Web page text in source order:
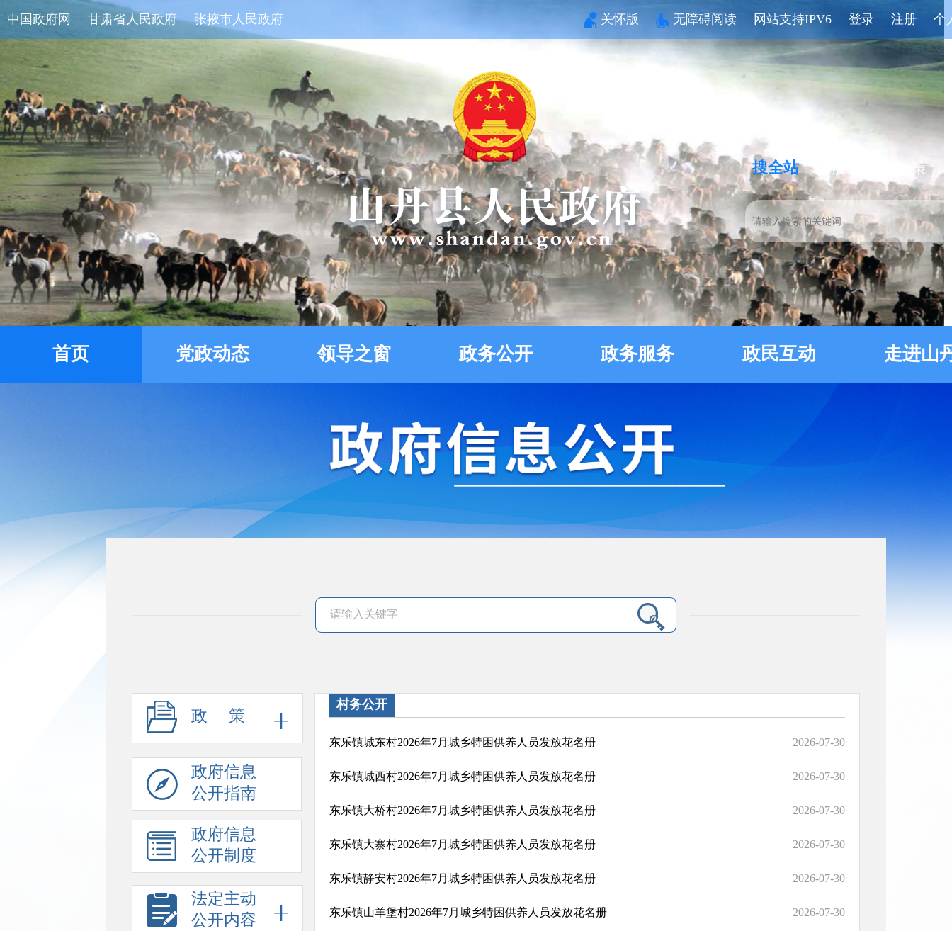
政 策
政府信息
公开指南
政府信息
公开制度
法定主动
公开内容
村务公开
东乐镇城东村2026年7月城乡特困供养人员发放花名册 2026-07-30
东乐镇城西村2026年7月城乡特困供养人员发放花名册 2026-07-30
东乐镇大桥村2026年7月城乡特困供养人员发放花名册 2026-07-30
东乐镇大寨村2026年7月城乡特困供养人员发放花名册 2026-07-30
东乐镇静安村2026年7月城乡特困供养人员发放花名册 2026-07-30
东乐镇山羊堡村2026年7月城乡特困供养人员发放花名册 2026-07-30